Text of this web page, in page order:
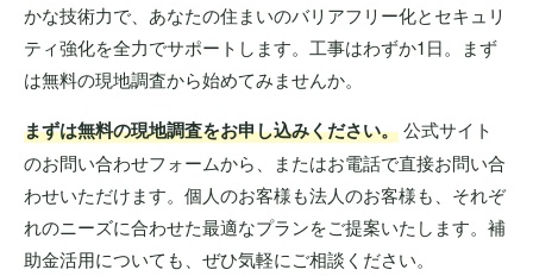
かな技術力で、あなたの住まいのバリアフリー化とセキュリ
ティ強化を全力でサポートします。工事はわずか1日。まず
は無料の現地調査から始めてみませんか。
まずは無料の現地調査をお申し込みください。公式サイト
のお問い合わせフォームから、またはお電話で直接お問い合
わせいただけます。個人のお客様も法人のお客様も、それぞ
れのニーズに合わせた最適なプランをご提案いたします。補
助金活用についても、ぜひ気軽にご相談ください。